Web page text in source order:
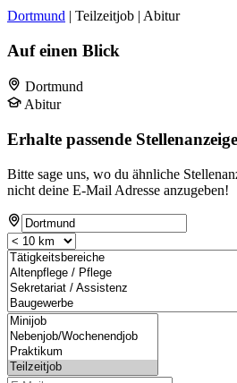
Dortmund | Teilzeitjob | Abitur
Auf einen Blick
Dortmund
Abitur
Erhalte passende
Bitte sage uns, wo du ähnliche
nicht deine E-Mail Adresse anzugeben!